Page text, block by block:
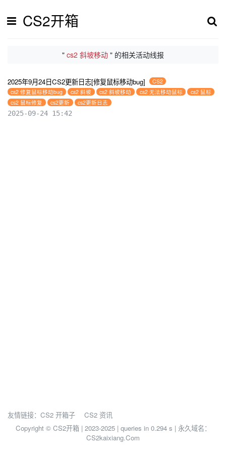
CS2开箱
" cs2 斜坡移动 " 的相关活动线报
2025年9月24日CS2更新日志[修复鼠标移动bug]
CS2
cs2 修复鼠标移动bug
cs2 斜坡 cs2 斜坡移动 cs2 无法移动鼠标
cs2 鼠标
cs2 鼠标修复
cs2更新 cs2更新日志
2025-09-24 15:42
友情链接： CS2 开箱子
CS2 资讯
Copyright © CS2开箱 | 2023-2025 | queries in 0.294 s | 永久域名：
CS2kaixiang.Com